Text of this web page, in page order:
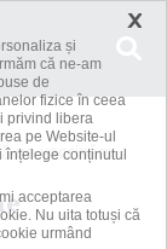
ne vaccinăm
×
și
că ne-am
de
fizice în ceea
privind libera
pe Website-ul
conținutul
acceptarea
Nu uita totuși că
urmând